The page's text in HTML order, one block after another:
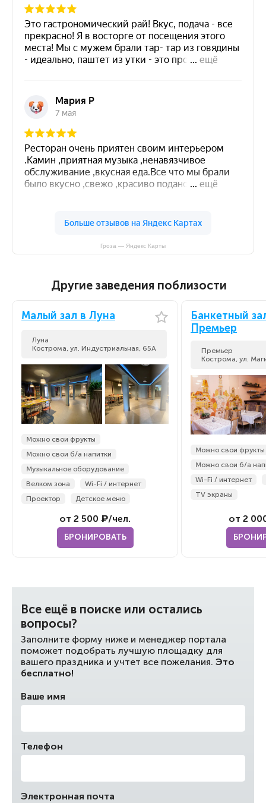
Гроза — Яндекс Карты
Другие заведения поблизости
Малый зал в Луна
Луна
Кострома, ул. Индустриальная, 65А
Можно свои фрукты
Можно свои б/а напитки
Музыкальное оборудование
Велком зона
Wi-Fi / интернет
Проектор
Детское меню
от 2 500 ₽/чел.
БРОНИРОВАТЬ
Банкетный
Премьер
Премьер
Кострома, ул.
Можно свои фрукты
Можно свои б/а
Wi-Fi / интернет
TV экраны
от 2
Все ещё в поиске или остались
вопросы?
Заполните форму ниже и менеджер портала
поможет подобрать лучшую площадку для
вашего праздника и учтет все пожелания. Это
бесплатно!
Ваше имя
Телефон
Электронная почта